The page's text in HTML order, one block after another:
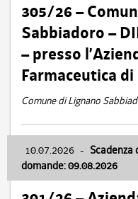
305/26 –
Sabbiadoro –
– presso
Farmaceutica
Comune di Lignano
10.07.2026 - Scadenza
domande: 09.08.2026